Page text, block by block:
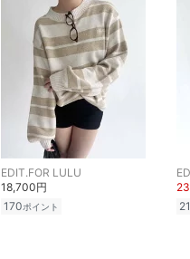
EDIT.FOR LULU
18,700円
170ポイント